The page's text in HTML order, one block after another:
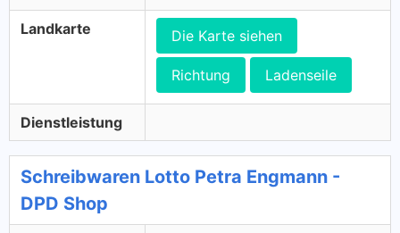
Landkarte Die Karte siehen
Richtung Ladenseile
Dienstleistung
Schreibwaren Lotto Petra Engmann -
DPD Shop